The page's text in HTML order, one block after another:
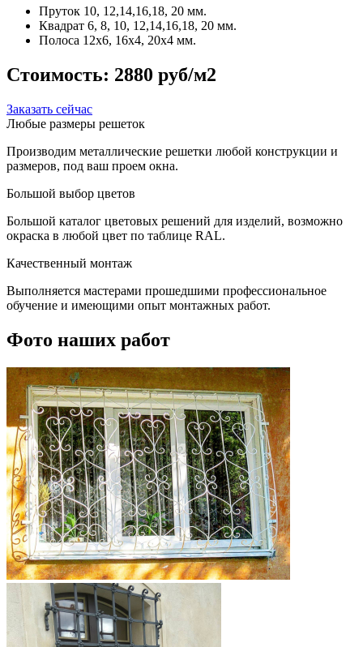
Пруток 10, 12,14,16,18, 20 мм.
Квадрат 6, 8, 10, 12,14,16,18, 20 мм.
Полоса 12x6, 16x4, 20x4 мм.
Стоимость: 2880 руб/м2
Заказать сейчас
Любые размеры решеток
Производим металлические решетки любой конструкции и
размеров, под ваш проем окна.
Большой выбор цветов
Большой каталог цветовых решений для изделий, возможно
окраска в любой цвет по таблице RAL.
Качественный монтаж
Выполняется мастерами прошедшими профессиональное
обучение и имеющими опыт монтажных работ.
Фото наших работ